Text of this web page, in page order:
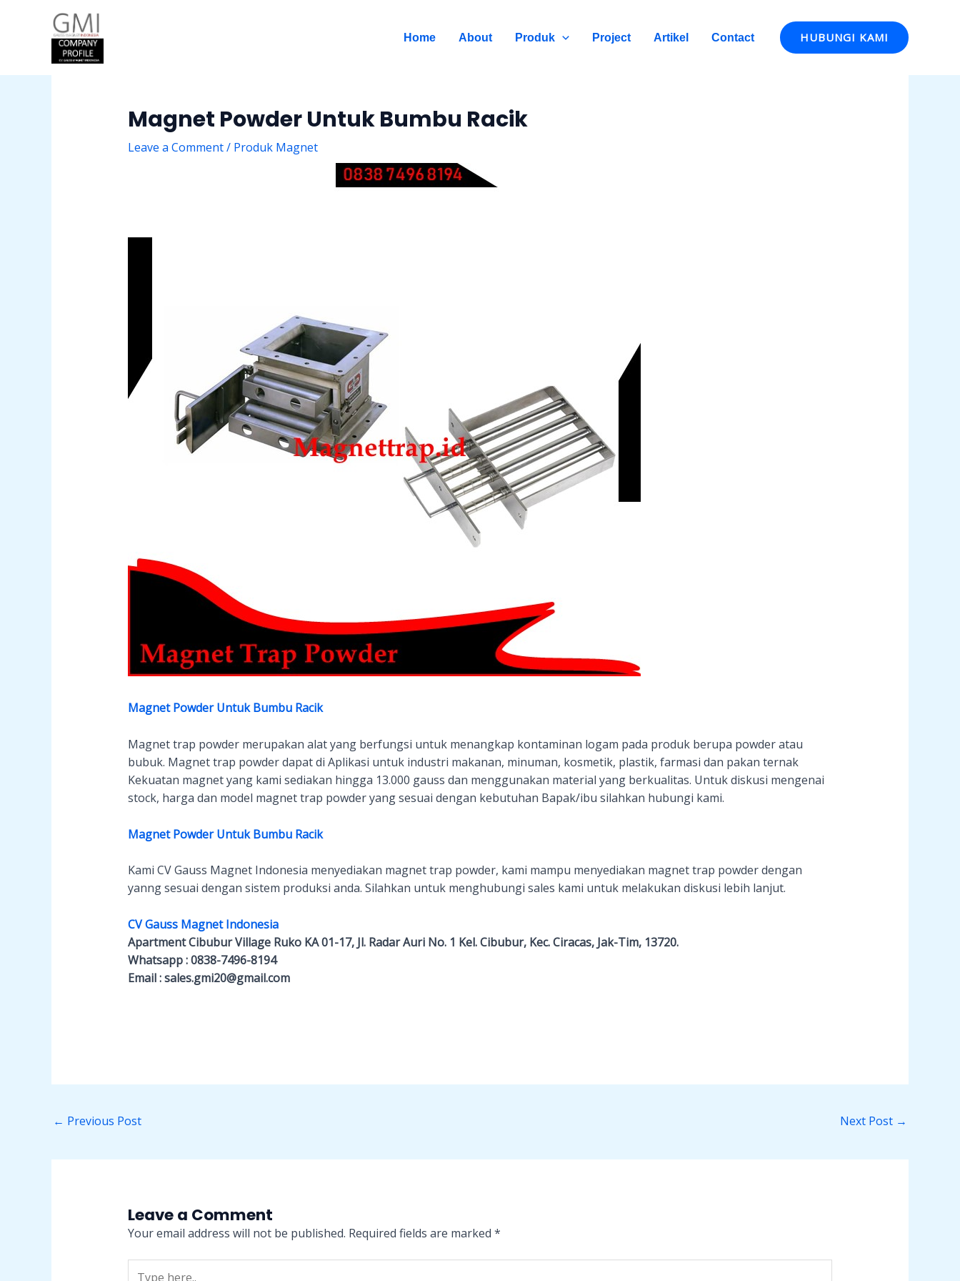
Home About Produk Project Artikel Contact HUBUNGI KAMI
Magnet Powder Untuk Bumbu Racik
Leave a Comment/ Produk Magnet
Magnet Powder Untuk Bumbu Racik
Magnet trap powder merupakan alat yang berfungsi untuk menangkap kontaminan logam pada produk berupa powder atau
bubuk. Magnet trap powder dapat di Aplikasi untuk industri makanan, minuman, kosmetik, plastik, farmasi dan pakan ternak
Kekuatan magnet yang kami sediakan hingga 13.000 gauss dan menggunakan material yang berkualitas. Untuk diskusi mengenai
stock, harga dan model magnet trap powder yang sesuai dengan kebutuhan Bapak/ibu silahkan hubungi kami.
Magnet Powder Untuk Bumbu Racik
Kami CV Gauss Magnet Indonesia menyediakan magnet trap powder, kami mampu menyediakan magnet trap powder dengan
yanng sesuai dengan sistem produksi anda. Silahkan untuk menghubungi sales kami untuk melakukan diskusi lebih lanjut.
CV Gauss Magnet Indonesia
Apartment Cibubur Village Ruko KA 01-17, Jl. Radar Auri No. 1 Kel. Cibubur, Kec. Ciracas, Jak-Tim, 13720.
Whatsapp : 0838-7496-8194
Email : sales.gmi20@gmail.com
navigation
← Previous Post Next Post →
Leave a Comment
Your email address will not be published. Required fields are marked *